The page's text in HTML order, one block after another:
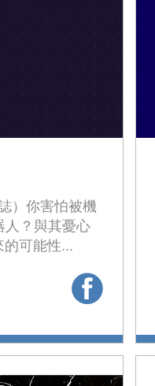
）你害怕被機
人？與其憂心
的可能性...